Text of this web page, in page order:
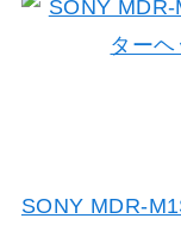
SONY MDR-